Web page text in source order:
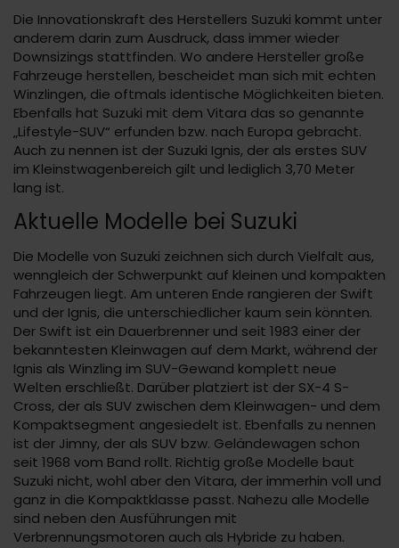
Die Innovationskraft des Herstellers Suzuki kommt unter
anderem darin zum Ausdruck, dass immer wieder
Downsizings stattfinden. Wo andere Hersteller große
Fahrzeuge herstellen, bescheidet man sich mit echten
Winzlingen, die oftmals identische Möglichkeiten bieten.
Ebenfalls hat Suzuki mit dem Vitara das so genannte
„Lifestyle-SUV“ erfunden bzw. nach Europa gebracht.
Auch zu nennen ist der Suzuki Ignis, der als erstes SUV
im Kleinstwagenbereich gilt und lediglich 3,70 Meter
lang ist.
Aktuelle Modelle bei Suzuki
Die Modelle von Suzuki zeichnen sich durch Vielfalt aus,
wenngleich der Schwerpunkt auf kleinen und kompakten
Fahrzeugen liegt. Am unteren Ende rangieren der Swift
und der Ignis, die unterschiedlicher kaum sein könnten.
Der Swift ist ein Dauerbrenner und seit 1983 einer der
bekanntesten Kleinwagen auf dem Markt, während der
Ignis als Winzling im SUV-Gewand komplett neue
Welten erschließt. Darüber platziert ist der SX-4 S-
Cross, der als SUV zwischen dem Kleinwagen- und dem
Kompaktsegment angesiedelt ist. Ebenfalls zu nennen
ist der Jimny, der als SUV bzw. Geländewagen schon
seit 1968 vom Band rollt. Richtig große Modelle baut
Suzuki nicht, wohl aber den Vitara, der immerhin voll und
ganz in die Kompaktklasse passt. Nahezu alle Modelle
sind neben den Ausführungen mit
Verbrennungsmotoren auch als Hybride zu haben.